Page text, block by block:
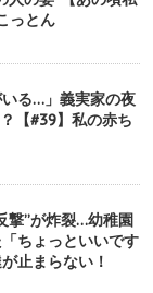
っとん
る…」義実家の夜
【#39】私の赤ち
撃”が炸裂…幼稚園
ちょっといいです
止まらない！